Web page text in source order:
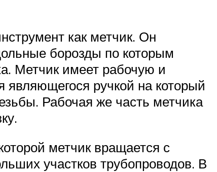
как метчик. Он
борозды по которым
Метчик имеет рабочую и
являющегося ручкой на который
Рабочая же часть метчика
метчик вращается с
участков трубопроводов. В